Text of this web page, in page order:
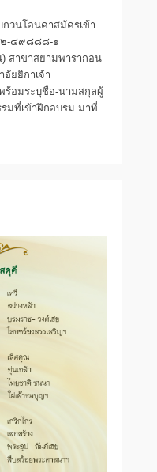
วนโอนค่าสมัครเข้า
-๔๙๘๘๘-๑
สาขาสยามพารากอน
ยยิกาเจ้า
ร้อมระบุชื่อ-นามสกุลผู้
มที่เข้าฝึกอบรม มาที่